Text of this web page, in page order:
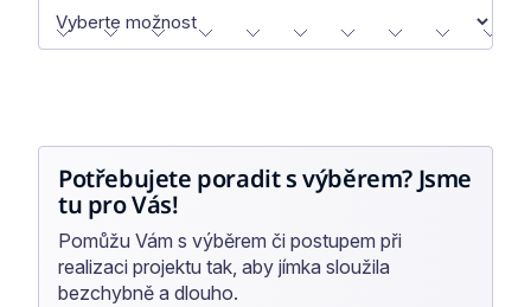
Potřebujete poradit s výběrem? Jsme
tu pro Vás!
Pomůžu Vám s výběrem či postupem při
realizaci projektu tak, aby jímka sloužila
bezchybně a dlouho.